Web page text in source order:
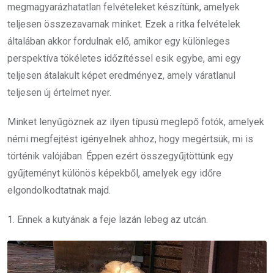
megmagyarázhatatlan felvételeket készítünk, amelyek
teljesen összezavarnak minket. Ezek a ritka felvételek
általában akkor fordulnak elő, amikor egy különleges
perspektíva tökéletes időzítéssel esik egybe, ami egy
teljesen átalakult képet eredményez, amely váratlanul
teljesen új értelmet nyer.
Minket lenyűgöznek az ilyen típusú meglepő fotók, amelyek
némi megfejtést igényelnek ahhoz, hogy megértsük, mi is
történik valójában. Éppen ezért összegyűjtöttünk egy
gyűjteményt különös képekből, amelyek egy időre
elgondolkodtatnak majd.
1. Ennek a kutyának a feje lazán lebeg az utcán.